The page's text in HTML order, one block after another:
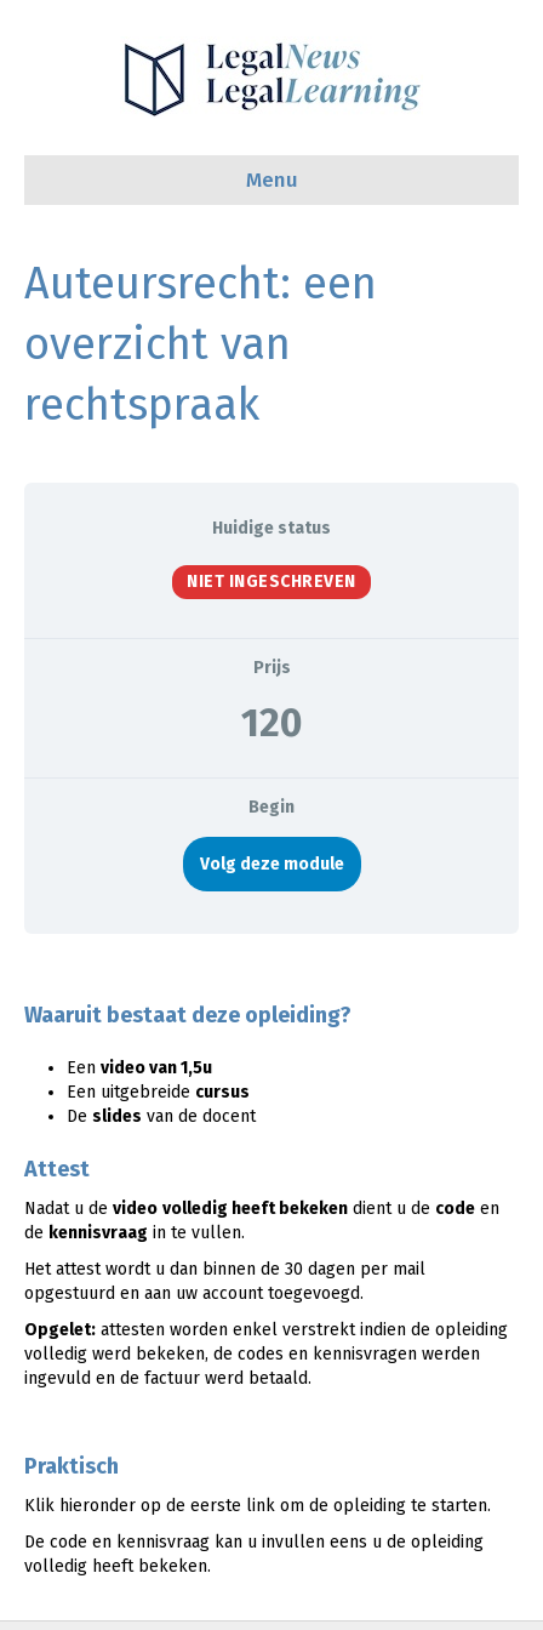
Menu
Auteursrecht: een
overzicht van
rechtspraak
Huidige status
NIET INGESCHREVEN
Prijs
120
Begin
Volg deze module
Waaruit bestaat deze opleiding?
Een video van 1,5u
Een uitgebreide cursus
De slides van de docent
Attest
Nadat u de video volledig heeft bekeken dient u de code en
de kennisvraag in te vullen.
Het attest wordt u dan binnen de 30 dagen per mail
opgestuurd en aan uw account toegevoegd.
Opgelet: attesten worden enkel verstrekt indien de opleiding
volledig werd bekeken, de codes en kennisvragen werden
ingevuld en de factuur werd betaald.
Praktisch
Klik hieronder op de eerste link om de opleiding te starten.
De code en kennisvraag kan u invullen eens u de opleiding
volledig heeft bekeken.